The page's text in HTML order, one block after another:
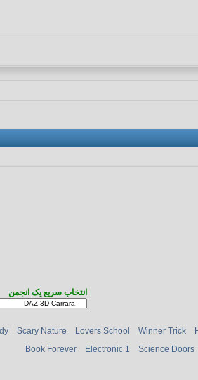
انتخاب سریع یک انجمن
Scary Nature Lovers School Winner Trick
Book Forever
Electronic 1 Science Doors